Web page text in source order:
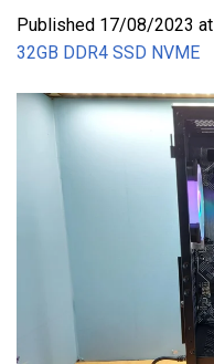
Published 17/08/2023 at
32GB DDR4 SSD NVME